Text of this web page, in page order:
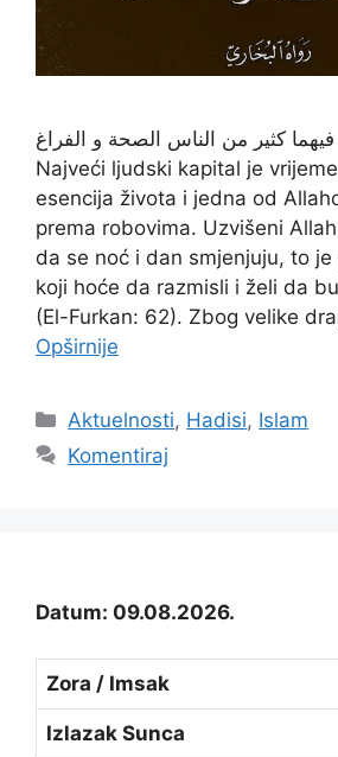
كثير من الناس الصحة و الفراغ
Najveći ljudski kapital je
esencija života i jedna od
prema robovima. Uzvišeni
da se noć i dan smjenjuju, to je
koji hoće da razmisli i želi da
(El-Furkan: 62). Zbog velike
Opširnije
Kategorije
Aktuelnosti, Hadisi, Islam
Komentiraj
Datum: 09.08.2026.
Zora / Imsak
Izlazak Sunca